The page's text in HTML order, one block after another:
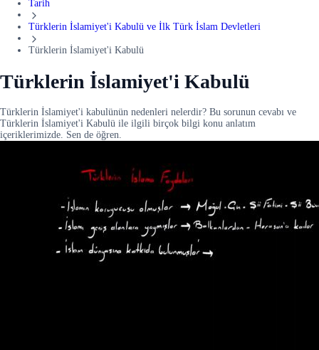
Tarih
Türklerin İslamiyet'i Kabulü ve İlk Türk İslam Devletleri
Türklerin İslamiyet'i Kabulü
Türklerin İslamiyet'i Kabulü
Türklerin İslamiyet'i kabulünün nedenleri nelerdir? Bu sorunun cevabı ve
Türklerin İslamiyet'i Kabulü ile ilgili birçok bilgi konu anlatım
içeriklerimizde. Sen de öğren.